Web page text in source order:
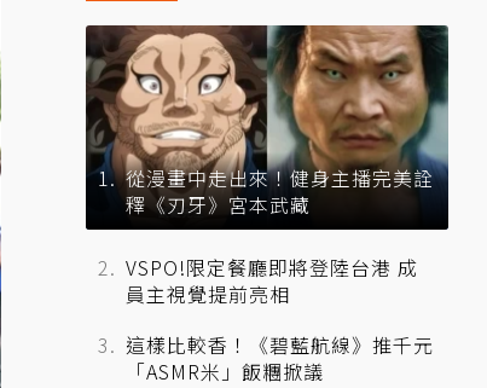
從漫畫中走出來！健身主播完美詮
釋《刃牙》宮本武藏
VSPO!限定餐廳即將登陸台港 成
員主視覺提前亮相
這樣比較香！《碧藍航線》推千元
「ASMR米」飯糰掀議